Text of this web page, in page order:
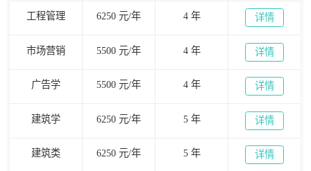
工程管理 6250 元/年 4 年 详情
市场营销 5500 元/年 4 年 详情
广告学 5500 元/年 4 年 详情
建筑学 6250 元/年 5 年 详情
建筑类 6250 元/年 5 年 详情